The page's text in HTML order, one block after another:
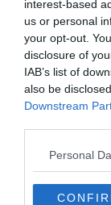
interest-based
us or personal
your opt-out.
disclosure of
IAB’s list of
also be
Downstream
Personal
importants de la
Lebeffroi
Moyen